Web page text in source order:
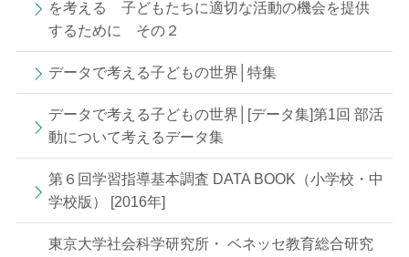
を考える 子どもたちに適切な活動の機会を提供
するために その２
データで考える子どもの世界│特集
データで考える子どもの世界│[データ集]第1回 部活
動について考えるデータ集
第６回学習指導基本調査 DATA BOOK（小学校・中
学校版） [2016年]
東京大学社会科学研究所・ ベネッセ教育総合研究